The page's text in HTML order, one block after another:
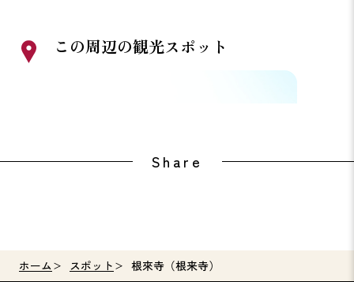
ホーム スポット 根來寺（根来寺）
この周辺の観光スポット
Share